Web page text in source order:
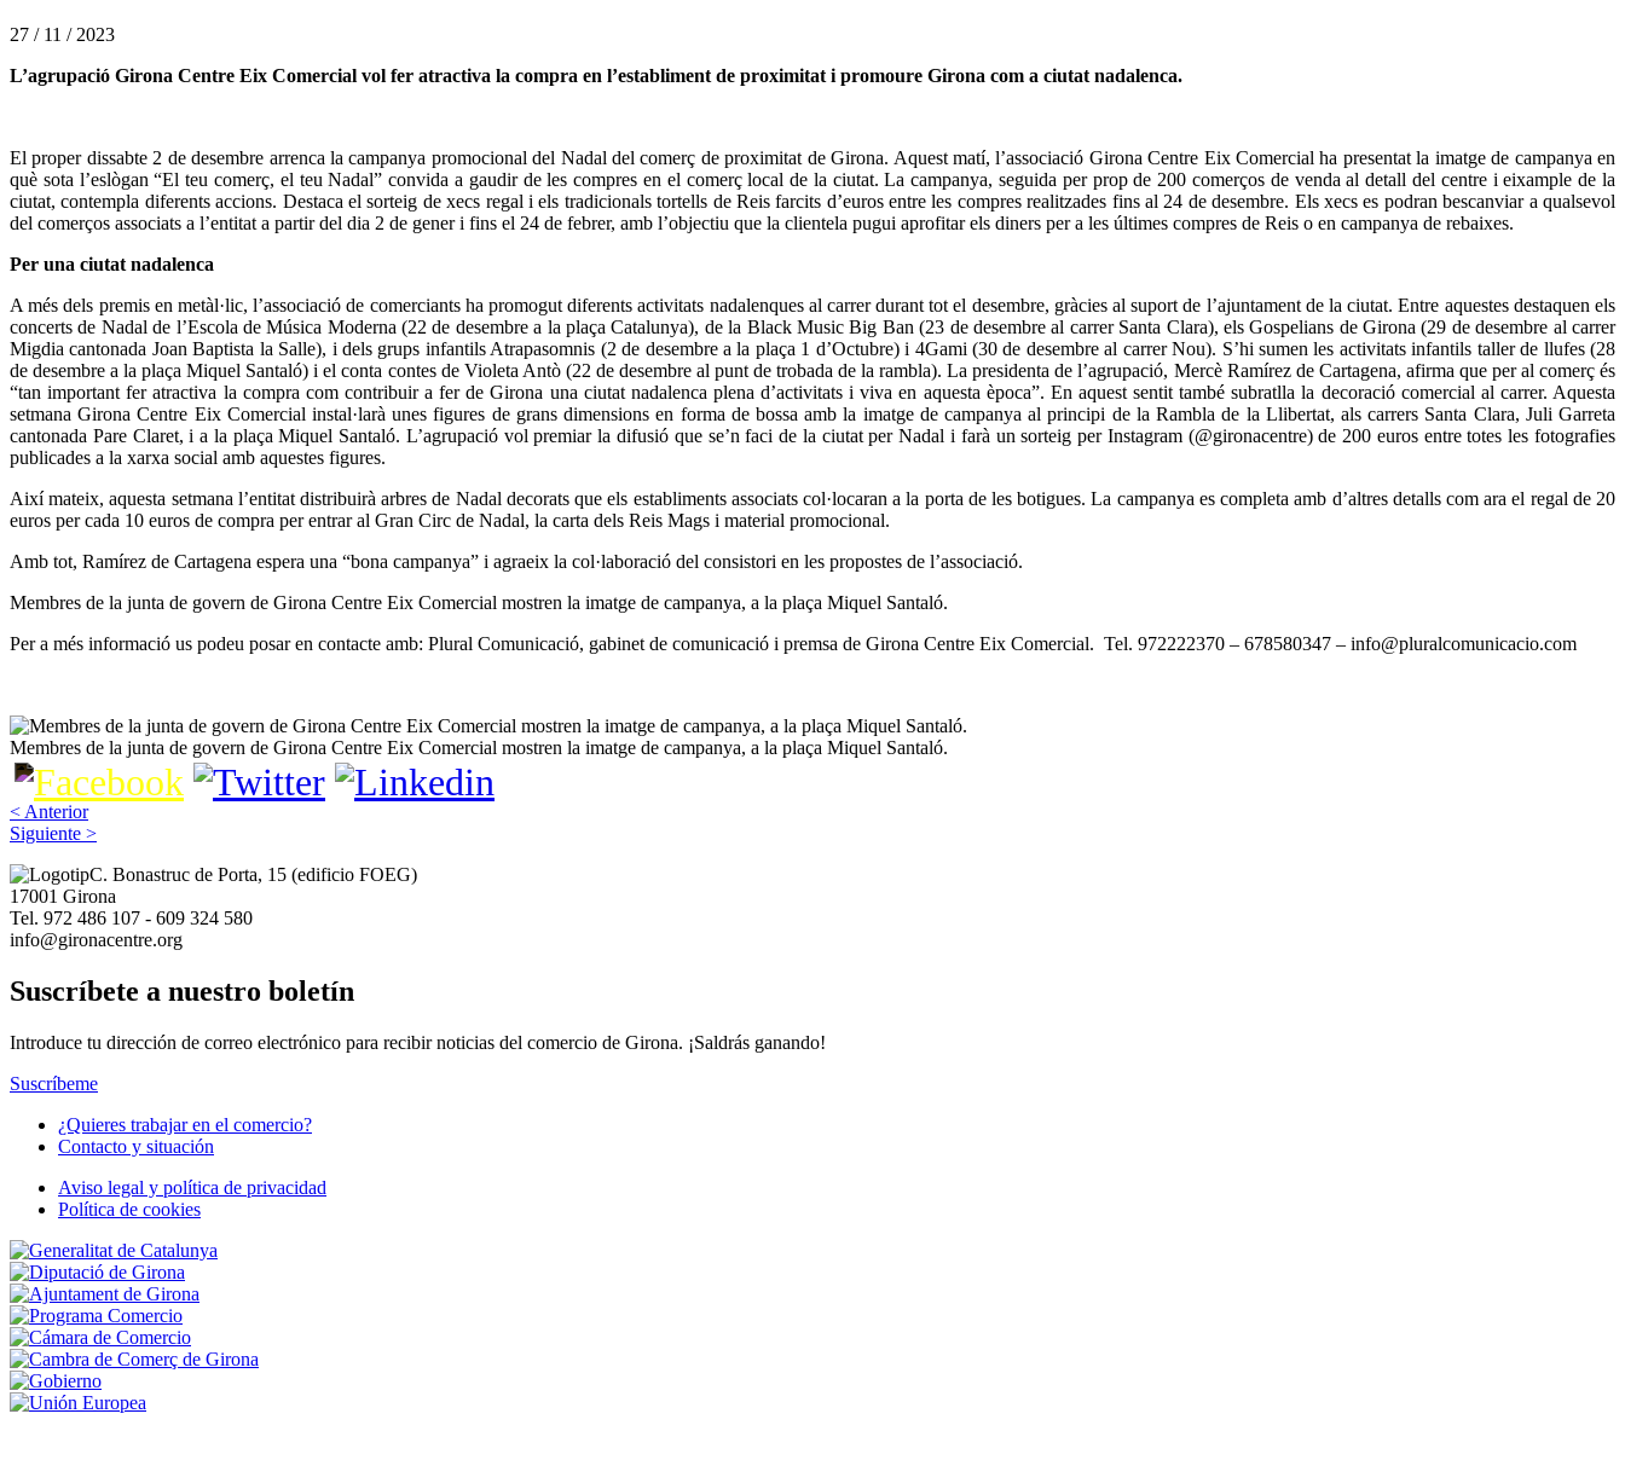
27 / 11 / 2023
L’agrupació Girona Centre Eix Comercial vol fer atractiva la compra en l’establiment de proximitat i promoure Girona com a ciutat nadalenca.
El proper dissabte 2 de desembre arrenca la campanya promocional del Nadal del comerç de proximitat de Girona. Aquest matí, l’associació Girona Centre Eix Comercial ha presentat la imatge de campanya en
què sota l’eslògan “El teu comerç, el teu Nadal” convida a gaudir de les compres en el comerç local de la ciutat. La campanya, seguida per prop de 200 comerços de venda al detall del centre i eixample de la
ciutat, contempla diferents accions. Destaca el sorteig de xecs regal i els tradicionals tortells de Reis farcits d’euros entre les compres realitzades fins al 24 de desembre. Els xecs es podran bescanviar a qualsevol
del comerços associats a l’entitat a partir del dia 2 de gener i fins el 24 de febrer, amb l’objectiu que la clientela pugui aprofitar els diners per a les últimes compres de Reis o en campanya de rebaixes.
Per una ciutat nadalenca
A més dels premis en metàl·lic, l’associació de comerciants ha promogut diferents activitats nadalenques al carrer durant tot el desembre, gràcies al suport de l’ajuntament de la ciutat. Entre aquestes destaquen els
concerts de Nadal de l’Escola de Música Moderna (22 de desembre a la plaça Catalunya), de la Black Music Big Ban (23 de desembre al carrer Santa Clara), els Gospelians de Girona (29 de desembre al carrer
Migdia cantonada Joan Baptista la Salle), i dels grups infantils Atrapasomnis (2 de desembre a la plaça 1 d’Octubre) i 4Gami (30 de desembre al carrer Nou). S’hi sumen les activitats infantils taller de llufes (28
de desembre a la plaça Miquel Santaló) i el conta contes de Violeta Antò (22 de desembre al punt de trobada de la rambla). La presidenta de l’agrupació, Mercè Ramírez de Cartagena, afirma que per al comerç és
“tan important fer atractiva la compra com contribuir a fer de Girona una ciutat nadalenca plena d’activitats i viva en aquesta època”. En aquest sentit també subratlla la decoració comercial al carrer. Aquesta
setmana Girona Centre Eix Comercial instal·larà unes figures de grans dimensions en forma de bossa amb la imatge de campanya al principi de la Rambla de la Llibertat, als carrers Santa Clara, Juli Garreta
cantonada Pare Claret, i a la plaça Miquel Santaló. L’agrupació vol premiar la difusió que se’n faci de la ciutat per Nadal i farà un sorteig per Instagram (@gironacentre) de 200 euros entre totes les fotografies
publicades a la xarxa social amb aquestes figures.
Així mateix, aquesta setmana l’entitat distribuirà arbres de Nadal decorats que els establiments associats col·locaran a la porta de les botigues. La campanya es completa amb d’altres detalls com ara el regal de 20
euros per cada 10 euros de compra per entrar al Gran Circ de Nadal, la carta dels Reis Mags i material promocional.
Amb tot, Ramírez de Cartagena espera una “bona campanya” i agraeix la col·laboració del consistori en les propostes de l’associació.
Membres de la junta de govern de Girona Centre Eix Comercial mostren la imatge de campanya, a la plaça Miquel Santaló.
Per a més informació us podeu posar en contacte amb: Plural Comunicació, gabinet de comunicació i premsa de Girona Centre Eix Comercial. Tel. 972222370 – 678580347 – info@pluralcomunicacio.com
Membres de la junta de govern de Girona Centre Eix Comercial mostren la imatge de campanya, a la plaça Miquel Santaló.
< Anterior
Siguiente >
Imagen
C. Bonastruc de Porta, 15 (edificio FOEG)
17001 Girona
Tel. 972 486 107 - 609 324 580
info@gironacentre.org
Suscríbete a nuestro boletín
Introduce tu dirección de correo electrónico para recibir noticias del comercio de Girona. ¡Saldrás ganando!
Suscríbeme
Footer
Navigation
¿Quieres trabajar en el comercio?
Contacto y situación
Peu
Aviso legal y política de privacidad
Política de cookies